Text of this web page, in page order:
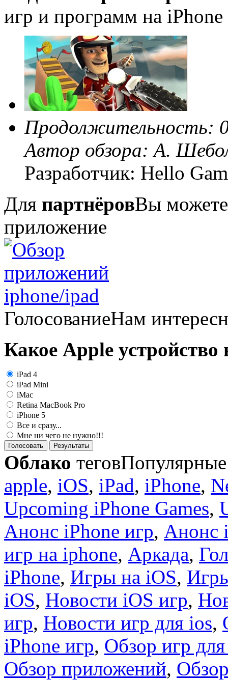
игр и программ на
Продолжительность:
Автор обзора:А.
Разработчик: Hello
Для партнёровВы можете
приложение
ГолосованиеНам
Какое Apple устройство
iPad 4
iPad Mini
iMac
Retina MacBook Pro
iPhone 5
Все и сразу...
Мне ни чего не нужно!!!
Голосовать Результаты
Облако теговПопулярные
apple, iOS, iPad, iPhone,
Upcoming iPhone Games,
Анонс iPhone игр, Анонс
игр на iphone, Аркада,
iPhone, Игры на iOS,
iOS, Новости iOS игр,
игр, Новости игр для ios,
iPhone игр, Обзор игр
Обзор приложений,